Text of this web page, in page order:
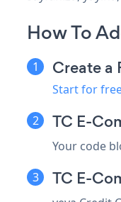
How To
Create a
Start for
TC E-
Your code
TC E-